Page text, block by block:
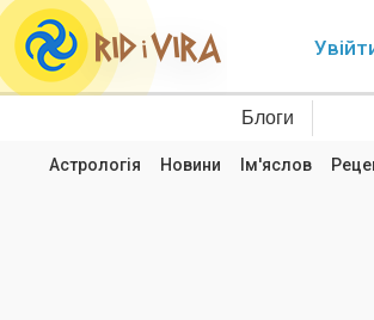
Блоги
Астрологія Новини Ім'яслов